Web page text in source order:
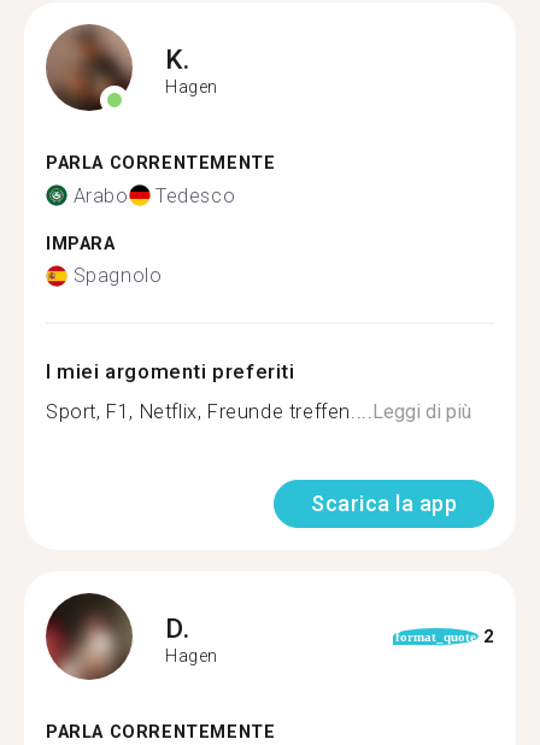
K.
Hagen
PARLA CORRENTEMENTE
Arabo Tedesco
IMPARA
Spagnolo
I miei argomenti preferiti
Sport, F1, Netflix, Freunde treffen....Leggi di più
Scarica la app
D.
Hagen
format_quote 2
PARLA CORRENTEMENTE